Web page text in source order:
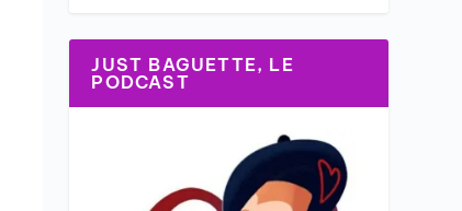
JUST BAGUETTE, LE
PODCAST